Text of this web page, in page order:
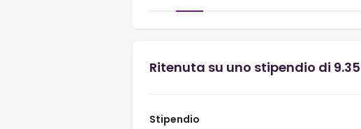
Ritenuta su uno stipendio di
Stipendio